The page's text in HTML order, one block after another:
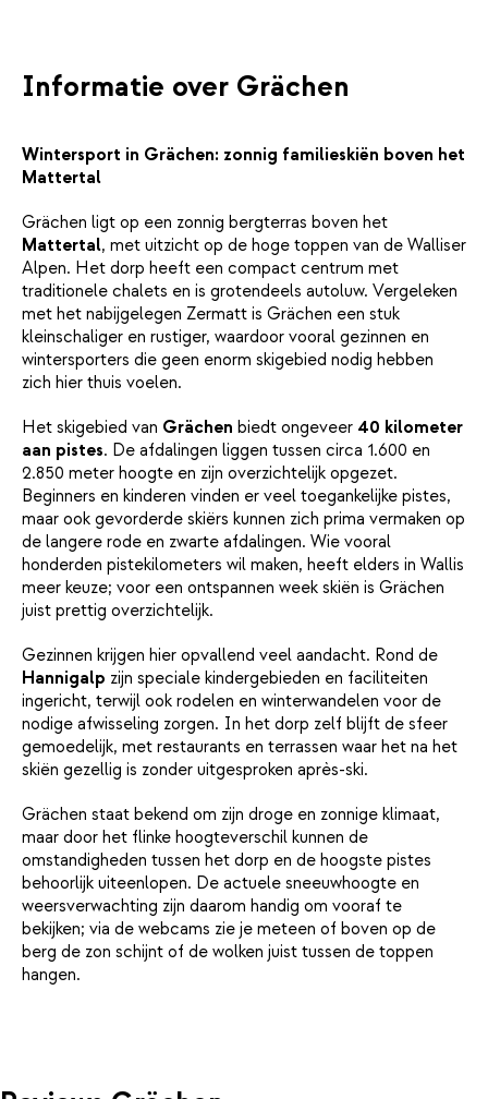
Informatie over Grächen
Wintersport in Grächen: zonnig familieskiën boven het
Mattertal
Grächen ligt op een zonnig bergterras boven het
Mattertal, met uitzicht op de hoge toppen van de Walliser
Alpen. Het dorp heeft een compact centrum met
traditionele chalets en is grotendeels autoluw. Vergeleken
met het nabijgelegen Zermatt is Grächen een stuk
kleinschaliger en rustiger, waardoor vooral gezinnen en
wintersporters die geen enorm skigebied nodig hebben
zich hier thuis voelen.
Het skigebied van Grächen biedt ongeveer 40 kilometer
aan pistes. De afdalingen liggen tussen circa 1.600 en
2.850 meter hoogte en zijn overzichtelijk opgezet.
Beginners en kinderen vinden er veel toegankelijke pistes,
maar ook gevorderde skiërs kunnen zich prima vermaken op
de langere rode en zwarte afdalingen. Wie vooral
honderden pistekilometers wil maken, heeft elders in Wallis
meer keuze; voor een ontspannen week skiën is Grächen
juist prettig overzichtelijk.
Gezinnen krijgen hier opvallend veel aandacht. Rond de
Hannigalp zijn speciale kindergebieden en faciliteiten
ingericht, terwijl ook rodelen en winterwandelen voor de
nodige afwisseling zorgen. In het dorp zelf blijft de sfeer
gemoedelijk, met restaurants en terrassen waar het na het
skiën gezellig is zonder uitgesproken après-ski.
Grächen staat bekend om zijn droge en zonnige klimaat,
maar door het flinke hoogteverschil kunnen de
omstandigheden tussen het dorp en de hoogste pistes
behoorlijk uiteenlopen. De actuele sneeuwhoogte en
weersverwachting zijn daarom handig om vooraf te
bekijken; via de webcams zie je meteen of boven op de
berg de zon schijnt of de wolken juist tussen de toppen
hangen.